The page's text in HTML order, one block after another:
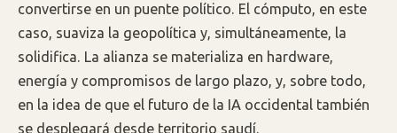
convertirse en un puente político. El cómputo, en este
caso, suaviza la geopolítica y, simultáneamente, la
solidifica. La alianza se materializa en hardware,
energía y compromisos de largo plazo, y, sobre todo,
en la idea de que el futuro de la IA occidental también
se desplegará desde territorio saudí.